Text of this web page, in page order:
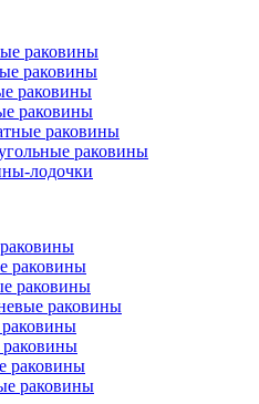
раковины
раковины
раковины
раковины
раковины
раковины
лодочки
раковины
раковины
раковины
раковины
раковины